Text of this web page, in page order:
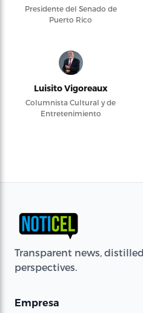
Presidente del Senado de
Puerto Rico
Luisito Vigoreaux
Columnista Cultural y de
Entretenimiento
Transparent news,
perspectives.
Empresa